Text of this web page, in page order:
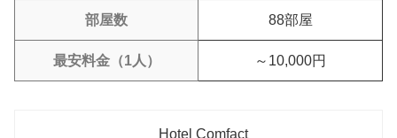
部屋数 88部屋
最安料金（1人） ～10,000円
Hotel Comfact